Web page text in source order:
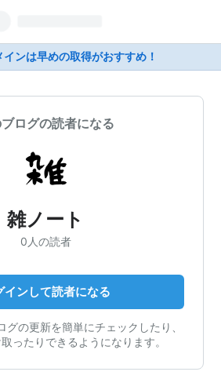
ンは早めの取得がおすすめ！
ログの読者になる
雑ノート
0人の読者
インして読者になる
グの更新を簡単にチェックしたり、
ったりできるようになります。